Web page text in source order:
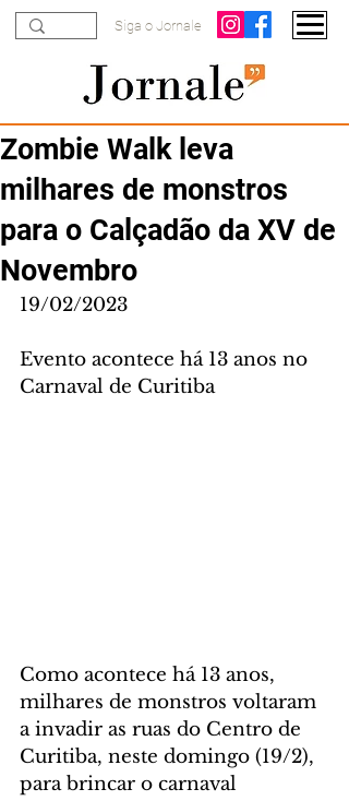
Siga o Jornale
Zombie Walk leva
milhares de monstros
para o Calçadão da XV de
Novembro
19/02/2023
Evento acontece há 13 anos no
Carnaval de Curitiba
Como acontece há 13 anos,
milhares de monstros voltaram
a invadir as ruas do Centro de
Curitiba, neste domingo (19/2),
para brincar o carnaval